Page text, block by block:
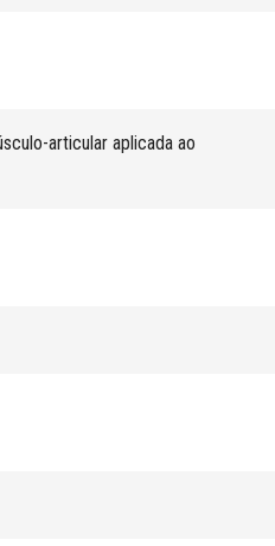
articular aplicada ao